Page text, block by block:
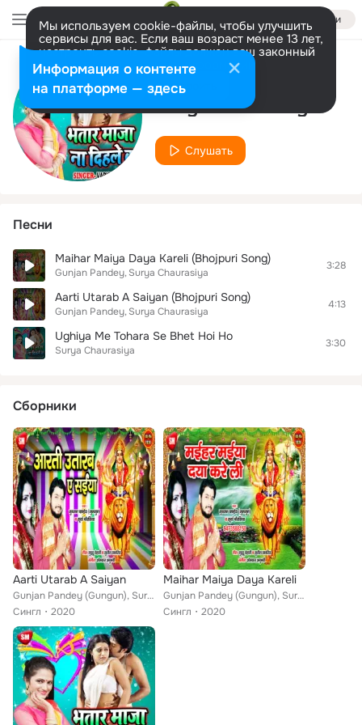
Войти
Мы используем cookie-файлы, чтобы улучшить
сервисы для вас. Если ваш возраст менее 13 лет,
настроить cookie-файлы должен ваш законный
представитель. Больше информации
Разрешить все Настроить
Исполнитель
Surya Chaurasiya
Слушать
Песни
Maihar Maiya Daya Kareli (Bhojpuri Song)
Gunjan Pandey Surya Chaurasiya
3:28
Aarti Utarab A Saiyan (Bhojpuri Song)
Gunjan Pandey Surya Chaurasiya
4:13
Ughiya Me Tohara Se Bhet Hoi Ho
Surya Chaurasiya
3:30
Сборники
Aarti Utarab A Saiyan
Gunjan Pandey (Gungun), Surya Chaurasiya
Сингл
2020
Maihar Maiya Daya Kareli
Gunjan Pandey (Gungun), Surya Chaurasiya
Сингл
2020
Информация о контенте
на платформе — здесь